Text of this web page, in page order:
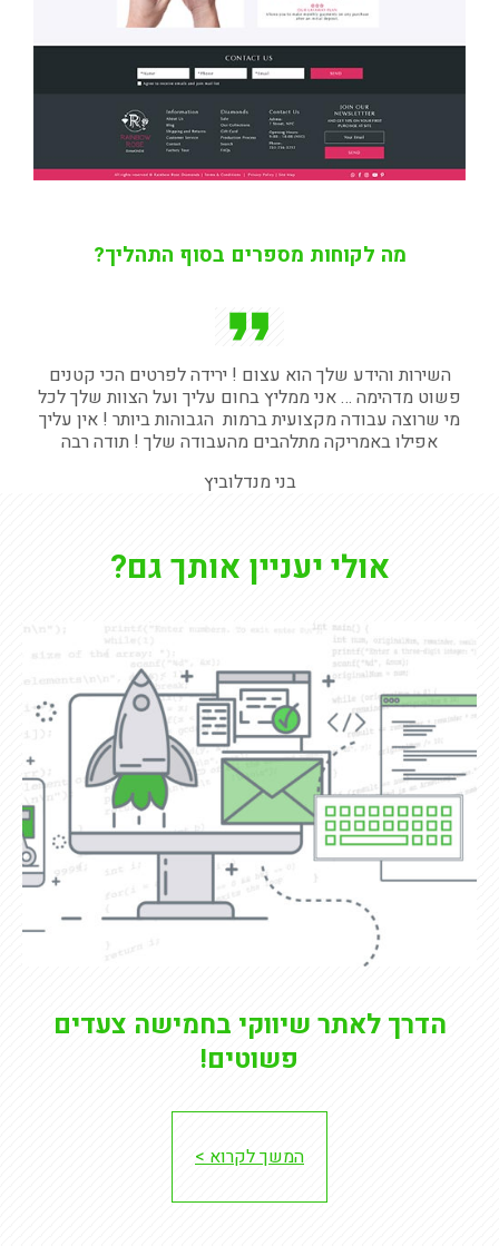
מה לקוחות מספרים בסוף התהליך?
השירות והידע שלך הוא עצום ! ירידה לפרטים הכי קטנים
פשוט מדהימה … אני ממליץ בחום עליך ועל הצוות שלך לכל
מי שרוצה עבודה מקצועית ברמות הגבוהות ביותר ! אין עליך
אפילו באמריקה מתלהבים מהעבודה שלך ! תודה רבה
בני מנדלוביץ
אולי יעניין אותך גם?
הדרך לאתר שיווקי בחמישה צעדים
פשוטים!
המשך לקרוא >